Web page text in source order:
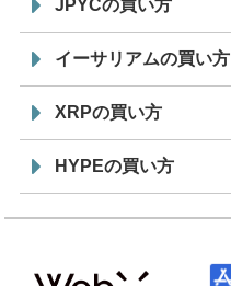
JPYCの買い方
イーサリアムの買い方
XRPの買い方
HYPEの買い方